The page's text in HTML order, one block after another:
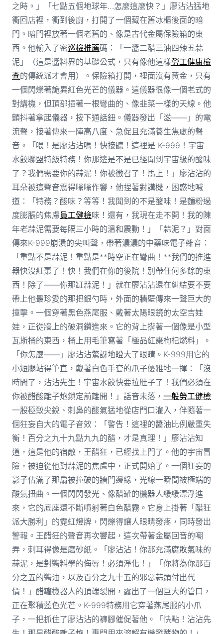
之時。」「七點五個地球年…怎麼這麼快？」廖沾沾猛地
衝回店裡，衝到後廚，打開了一個藏在舊冰櫃後面的暗
門。暗門裡放著一個老舊的、像是古代金屬保險箱的東
西。他輸入了密巡檢推薦碼：「一醬二醋三油四辣五蒜
泥」（這是醬料界的基礎公式，只有像他這樣勞工健康檢
查的傳統派才會用）。保險箱打開，裡面沒有黃金，只有
一個閃爍著詭異紅色光芒的儀器。這儀器很像一個老式的
對講機，但頂部插著一根彎曲的、像韭菜一樣的天線。他
顫抖著拿起儀器，按下通話鈕。儀器發出「滋——」的電
流聲，接著傳來一陣高八度、急促且充滿養生焦慮的聲
音。「喂！是廖沾沾嗎！快接聽！這裡是 K-999！宇宙
水餃聯盟特級特務！你那邊是不是已經聞到宇宙級的酸味
了？我們需要你的蒜泥！你被徵召了！馬上！」廖沾沾的
耳朵被這聲音震得嗡嗡作響，他捏著對講機，困惑地喊
道：「特務？酸味？等等！我聞到的不是酸味！是麵粉過
度膨脹的焦慮員工健檢味！還有，我現在走不開！我的陳
年老蒜泥需要每隔三小時的溫和震動！」「蒜泥？」對面
傳來K-999崩潰的尖叫聲，帶著濃濃的中藥味電子雜音：
「重點不是蒜泥！重點是**時空正在彎曲！**我們的推進
器快沒紅棗了！快！我們在你的後院！別帶任何多餘的東
西！除了——你那缸蒜泥！」就在廖沾沾還在糾結要不要
帶上他最珍愛的那把銀勺時，外面的牆壁傳來一聲巨大的
撞擊。一個穿著黑色燕尾服、戴著太陽眼鏡的太空吉娃
娃，正從牆上的破洞鑽進來。它的背上揹著一個像是小型
瓦斯桶的東西，桶上用毛筆寫著「極品紅棗枸杞燃料」。
「你怎麼——」廖沾沾驚訝地瞪大了眼睛。K-999用它的
小短腿站得筆直，戴著白色手套的爪子優雅地一揮：「沒
時間了，沾沾先生！宇宙水餃快要拉肚子了！我們必須在
你被醋酸離子炮鎖定前離開！」話音未落， 一般勞工健檢
一股極致尖銳、刺鼻的酸氣猛地從店門口灌入，伴隨著一
個狂妄自大的電子音效：「警告！這裡的醬油比例嚴重失
衡！百分之九十九點九九的醋，才是真理！」廖沾沾知
道，這是他的宿敵，王醋狂，已經找上門了。他的宇宙冒
險，被迫從他對蒜泥的焦慮中，正式開始了。一個狂妄的
影子佔滿了那扇被撞破的牆門邊緣，光線一瞬間被極端的
酸氣扭曲。一個閃閃發光、像醋罐的機器人緩緩漂浮進
來，它的底座還不斷噴射著白色醋霧。它身上掛著「醋狂
派大勝利」的霓虹燈牌，閃爍得讓人眼睛發疼，同時發出
警報。王醋狂的聲音再次響起，這次帶著金屬回音的嘲
弄，刺耳得像是磨砂紙。「廖沾沾！你那充滿腐敗氣味的
蒜泥，是對醬料學的侮辱！必須淨化！」「你將為你那百
分之五的醬油，以及百分之九十五的邪惡蒜頭付出代
價！」醋罐機器人的頂端裂開，露出了一個巨大的管口，
正在聚積藍色光芒。K-999特務用它穿著燕尾服的小爪
子，一把抓住了廖沾沾的褲腳催促著他。「快點！沾沾先